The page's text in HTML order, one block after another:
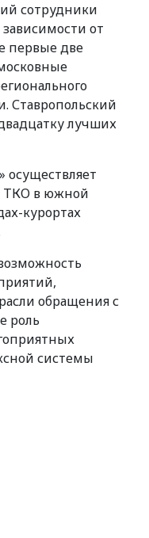
сотрудники
от
первые две
Ставропольский
лучших
осуществляет
ТКО в южной
курортах
обращения с
роль
системы